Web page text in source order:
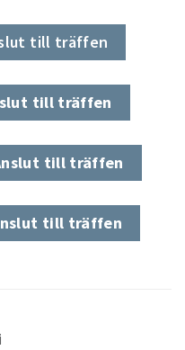
till träffen
till träffen
till träffen
till träffen